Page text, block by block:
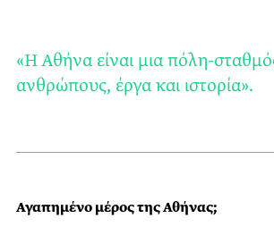
«Η Αθήνα είναι μια πόλη-
ανθρώπους, έργα και ιστορία».
Αγαπημένο μέρος της Αθήνας;